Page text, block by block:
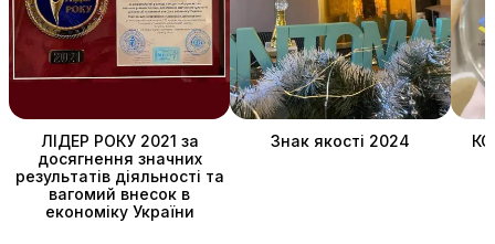
ЛІДЕР РОКУ 2021 за
досягнення значних
результатів діяльності та
вагомий внесок в
економіку України
Знак якості 2024